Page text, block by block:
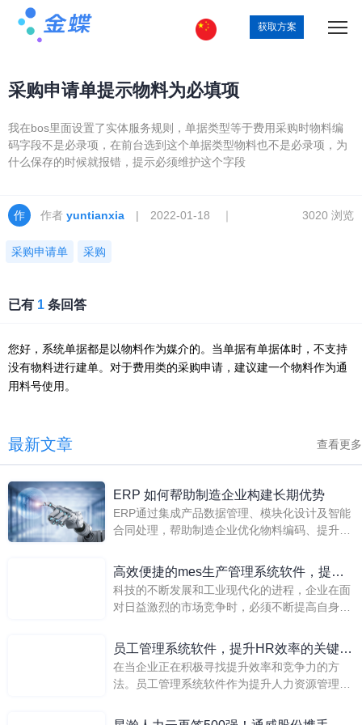
获取方案
采购申请单提示物料为必填项
我在bos里面设置了实体服务规则，单据类型等于费用采购时物料编
码字段不是必录项，在前台选到这个单据类型物料也不是必录项，为
什么保存的时候就报错，提示必须维护这个字段
作者 yuntianxia | 2022-01-18 ｜
采购申请单 采购
3020 浏览
已有 1 条回答
您好，系统单据都是以物料作为媒介的。当单据有单据体时，不支持
没有物料进行建单。对于费用类的采购申请，建议建一个物料作为通
用料号使用。
最新文章 查看更多
ERP 如何帮助制造企业构建长期优势
ERP通过集成产品数据管理、模块化设计及智能
合同处理，帮助制造企业优化物料编码、提升变
可持续的长期竞争优势。
高效便捷的mes生产管理系统软件，提升
生产效率
科技的不断发展和工业现代化的进程，企业在面
对日益激烈的市场竞争时，必须不断提高自身的
执行系统生产管理系统软件应运而生，并逐渐成
为现代企业管理的重要工具。 mes生产管理系统
软件是一种以计算机技
员工管理系统软件，提升HR效率的关键工
具
在当企业正在积极寻找提升效率和竞争力的方
法。员工管理系统软件作为提升人力资源管理效
过自动化和简化日常HR任务，使HR团队能够专